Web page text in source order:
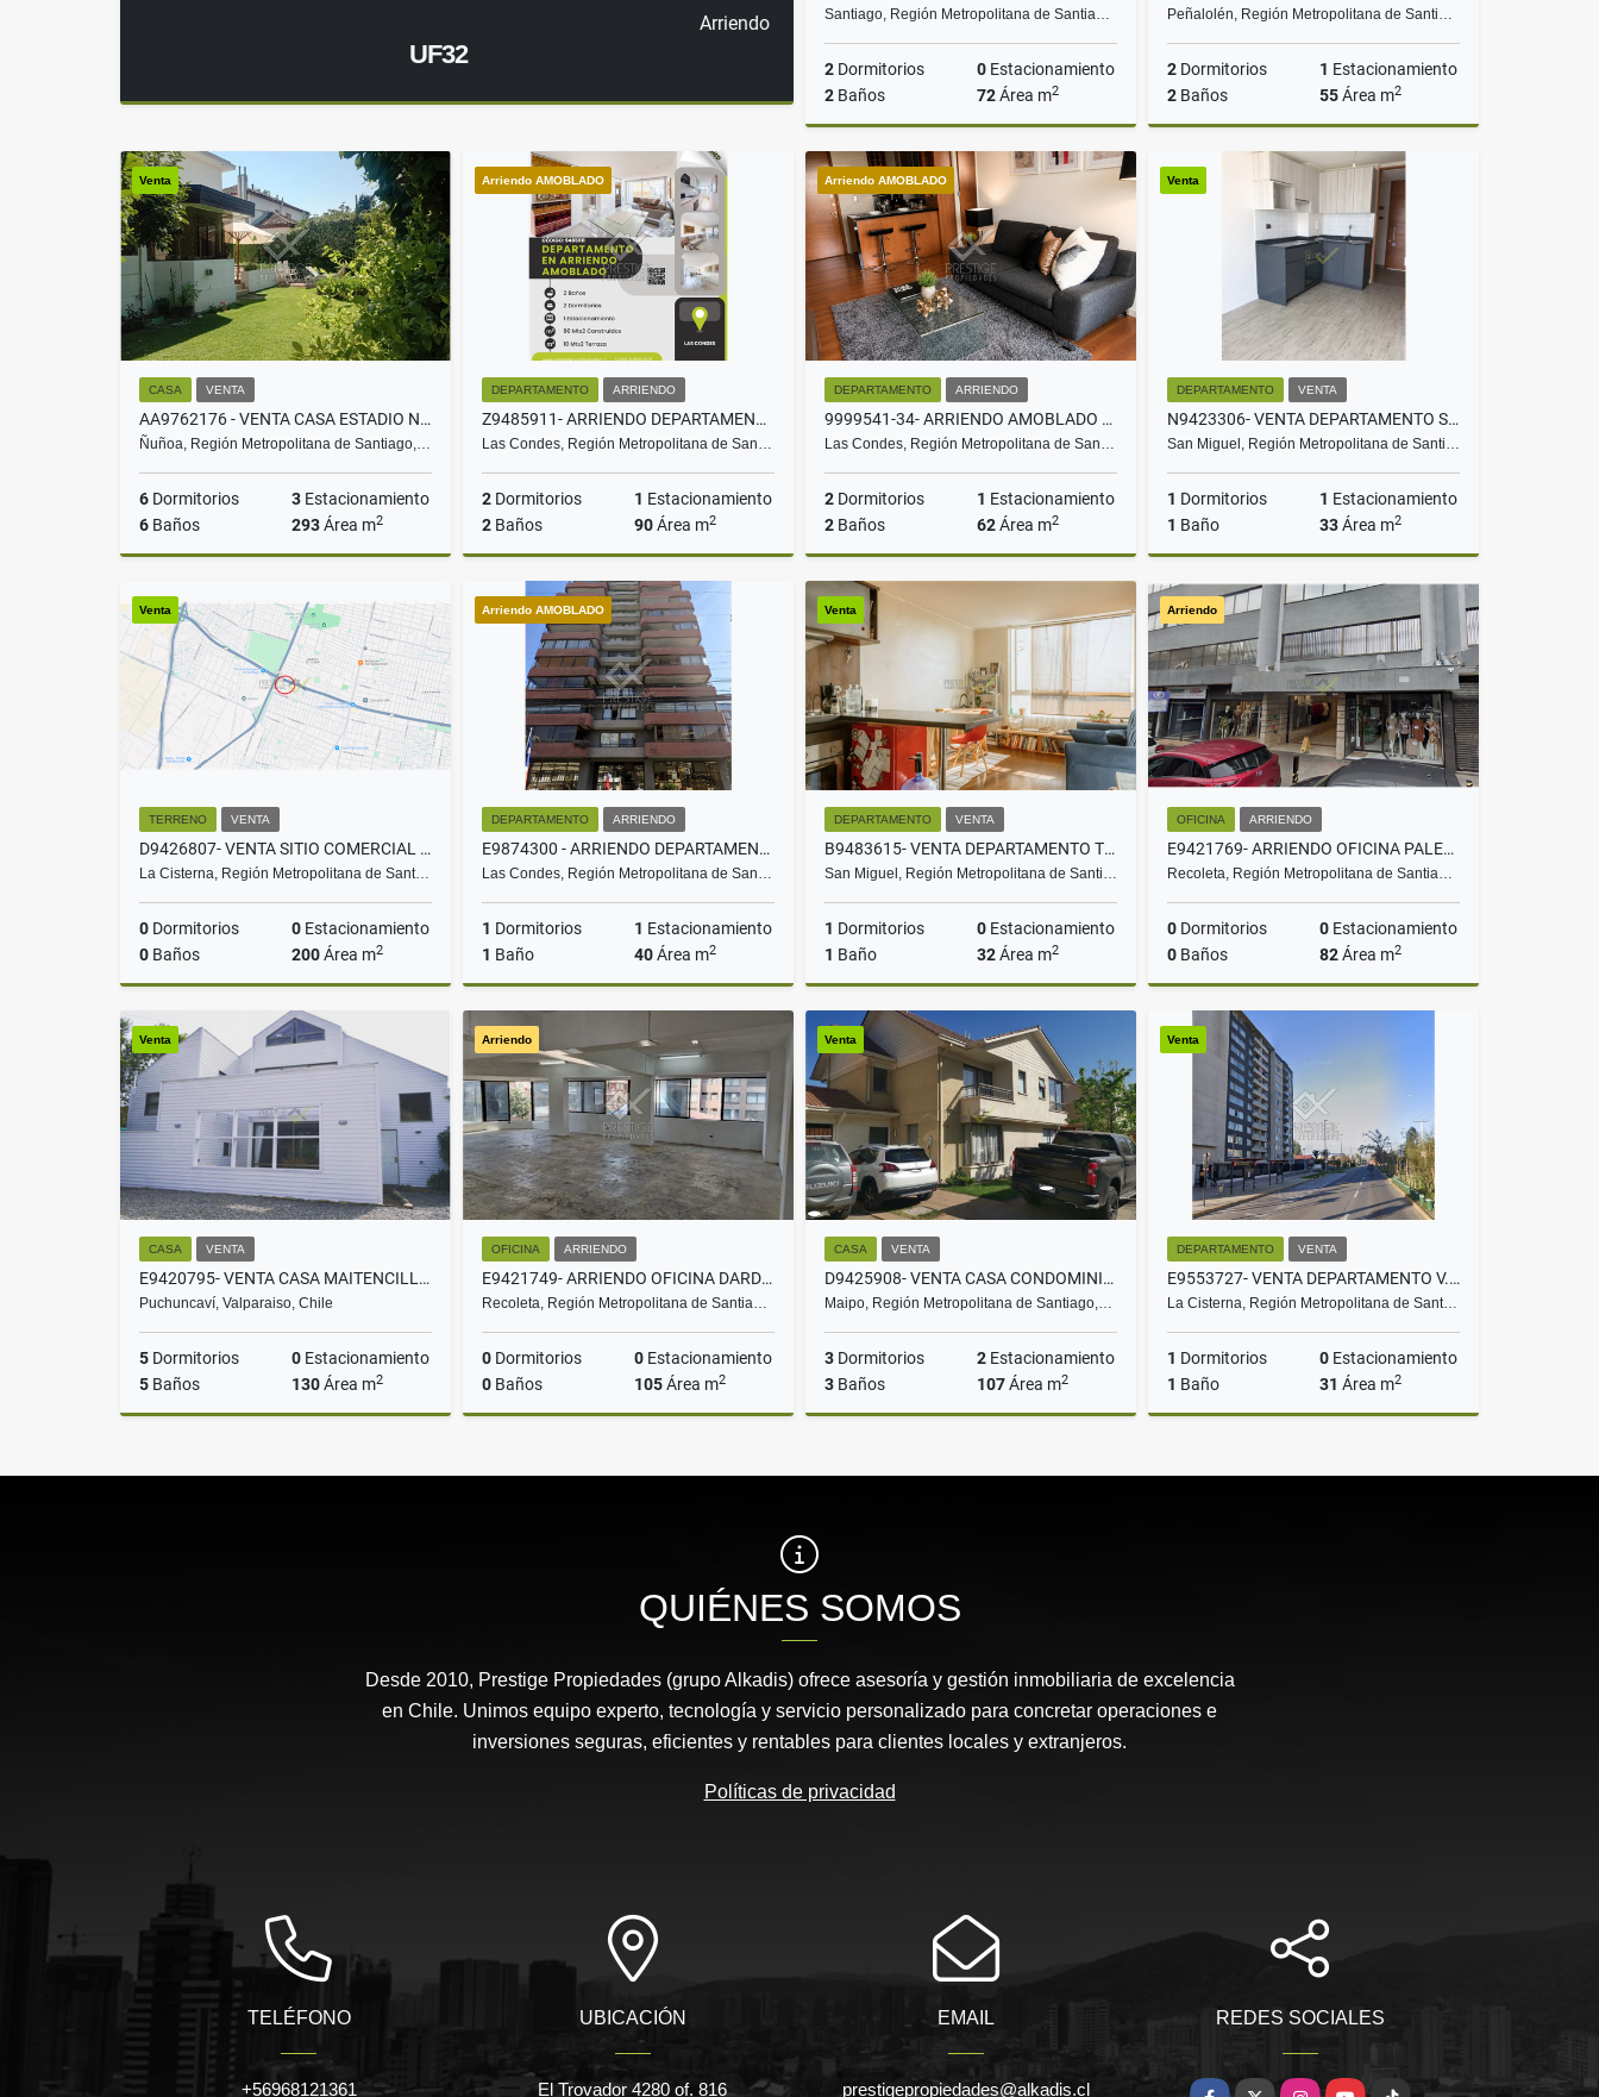
Arriendo
UF32
Santiago, Región Metropolitana de Santia…
2 Dormitorios 0 Estacionamiento
2 Baños 72Área m2
Venta
UF3.600
Peñalolén, Región Metropolitana de Santi…
2 Dormitorios 1 Estacionamiento
2 Baños 55Área m2
Arriendo
$650.000
Venta
CASA VENTA
AA9762176 - VENTA CASA ESTADIO NACIONAL - ÑUÑOA 6D6B3E
Ñuñoa, Región Metropolitana de Santiago,…
6 Dormitorios 3 Estacionamiento
6 Baños 293Área m2
$650.000.000
Arriendo AMOBLADO
DEPARTAMENTO ARRIENDO
Z9485911- ARRIENDO DEPARTAMENTO AMOBLADO CALLAO 2D2B1E1BO
Las Condes, Región Metropolitana de San…
2 Dormitorios 1 Estacionamiento
2 Baños 90Área m2
Arriendo
$1.975.000
Arriendo AMOBLADO
DEPARTAMENTO ARRIENDO
9999541-34- ARRIENDO AMOBLADO DEPTO. LOS MILITARES - 2D2B1E
Las Condes, Región Metropolitana de San…
2 Dormitorios 1 Estacionamiento
2 Baños 62Área m2
Arriendo
$1.450.000
Venta
DEPARTAMENTO VENTA
N9423306- VENTA DEPARTAMENTO S. NICOLAS- S. MIGUEL-1D1B1E
San Miguel, Región Metropolitana de Santi…
1 Dormitorios 1 Estacionamiento
1 Baño 33Área m2
Venta
UF2.200
Venta
TERRENO VENTA
D9426807- VENTA SITIO COMERCIAL C/ GALPÓN- LA CISTERNA 1100
La Cisterna, Región Metropolitana de Sant…
0 Dormitorios 0 Estacionamiento
0 Baños 200Área m2
$970.000.000
Arriendo AMOBLADO
DEPARTAMENTO ARRIENDO
E9874300 - ARRIENDO DEPARTAMENTO ASTURIAS 1D1B1E
Las Condes, Región Metropolitana de San…
1 Dormitorios 1 Estacionamiento
1 Baño 40Área m2
Arriendo
$650.000
Venta
DEPARTAMENTO VENTA
B9483615- VENTA DEPARTAMENTO TERCERA AVENIDA - 1D1B
San Miguel, Región Metropolitana de Santi…
1 Dormitorios 0 Estacionamiento
1 Baño 32Área m2
Venta
UF2.110
Arriendo
OFICINA ARRIENDO
E9421769- ARRIENDO OFICINA PALESTINA C/ DARDINAC 82MTS
Recoleta, Región Metropolitana de Santia…
0 Dormitorios 0 Estacionamiento
0 Baños 82Área m2
Arriendo
Venta
CASA VENTA
E9420795- VENTA CASA MAITENCILLO VALPARAISO - 5D3B
Puchuncaví, Valparaiso, Chile
5 Dormitorios 0 Estacionamiento
5 Baños 130Área m2
UF16.500
Arriendo
OFICINA ARRIENDO
E9421749- ARRIENDO OFICINA DARDINAC/ PALESTINA 105MT
Recoleta, Región Metropolitana de Santia…
0 Dormitorios 0 Estacionamiento
0 Baños 105Área m2
UF19
Venta
CASA VENTA
D9425908- VENTA CASA CONDOMINIO B.ORIENTE-C.SATÉLITE-3D3B2E
Maipo, Región Metropolitana de Santiago,…
3 Dormitorios 2 Estacionamiento
3 Baños 107Área m2
UF4.850
Venta
DEPARTAMENTO VENTA
E9553727- VENTA DEPARTAMENTO V. MACKENNA - 1D1B
La Cisterna, Región Metropolitana de Sant…
1 Dormitorios 0 Estacionamiento
1 Baño 31 Área m2
UF1.695
QUIÉNES SOMOS
Desde 2010, Prestige Propiedades (grupo Alkadis) ofrece asesoría y gestión inmobiliaria de excelencia
en Chile. Unimos equipo experto, tecnología y servicio personalizado para concretar operaciones e
inversiones seguras, eficientes y rentables para clientes locales y extranjeros.
Políticas de privacidad
TELÉFONO
+56968121361
UBICACIÓN
El Trovador 4280 of. 816
EMAIL
prestigepropiedades@alkadis.cl
REDES SOCIALES
Facebook
X InstagramYouTubeTikTok